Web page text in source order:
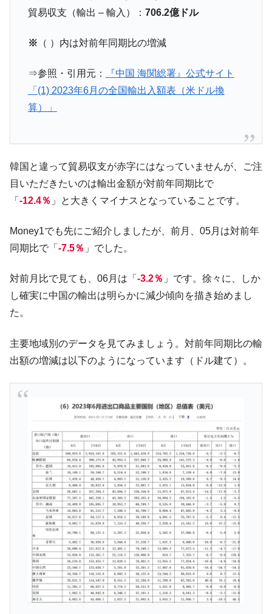
ル」まで拡大 ⇒ 海外資金の動きに強く左右される状態
い「50.5％」に上昇
『Money1』
韓国大統領府ボンクラ政策室長が告発され
た ⇒ 国家が行った恐るべき株価操作であり、空前の国政壟
『Money1』
中国だけが鉄鋼輸出を異常増加させる ⇒ 中
国の過剰生産が世界を蝕む。
『Money1』
韓国製造業「半導体絶好調」のウラで他業
種は全般的「不調」⇒ PSIが示す現況は決して良くない。
ン』1人当たり賠償10万ウォンを認定 ⇒ 総額3兆7,000億
『Money1』 韓国で猛暑。南東部では干ばつ
「KDDX」1番艦、2032年竣工と公示
『Money1』
【対日本円】ウォン安が急進！ 日米の協調
に韓国がいっちょがみしたのでは。
『Money1』
は韓国で『BYD』車は売れている。6カ月で対前年同期比
1.9倍！
『Money1』
在韓米国大使スティールが着韓！⇒ さっそ
く空港に詰めかけ「出て行け！」「極右勢力」のプラカー
ドを掲げる「在韓反米勢力」
『Money1』
韓国政府「2035年までに18.4GW規模のAIデ
ータセンター整備」⇒ だから無理だってば。
『Money1』
JPモルガン「韓国レバレッジETFの清算は
ほぼ終わった」
『Money1』
韓国『国民年金公団』株価暴落で200兆蒸
発。
『Money1』
韓国政府「ニセＫ-ブランドを通報しようキ
ャンペーン」⇒ あの名物教授も登場！
『Money1』
韓国「橋が落ちました」⇒ 耐久性「なさす
ぎ」では。
『Money1』
韓国鉄鋼最大手『POSCO』ズブズブ沈む。
貿易収支（輸出 – 輸入）： 706.2億ドル
※ （ ）内は対前年同期比の増減
⇒参照・引用元：
『中国 海関総署』公式サイト
「(1) 2023年6月の全国輸出入額表（米ドル換
算）」
韓国と違って貿易収支が赤字にはなっていませんが、ご注
目いただきたいのは輸出金額が対前年同期比で
「 -12.4％ 」と大きくマイナスとなっていることです。
Money1でも先にご紹介しましたが、前月、05月は対前年
同期比で「 -7.5％ 」でした。
対前月比で見ても、06月は「 -3.2％ 」です。徐々に、しか
し確実に中国の輸出は明らかに減少傾向を描き始めまし
た。
主要地域別のデータを見てみましょう。対前年同期比の輸
出額の増減は以下のようになっています（ドル建て）。